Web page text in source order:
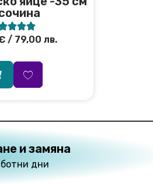

/ 79,00 лв.
и замяна
дни